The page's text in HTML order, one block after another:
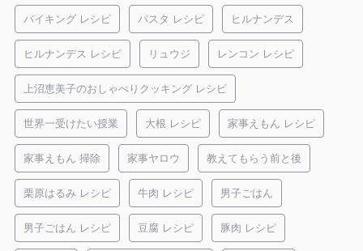
バイキング レシピ パスタ レシピ ヒルナンデス
ヒルナンデス レシピ リュウジ レンコン レシピ
上沼恵美子のおしゃべりクッキング レシピ
世界一受けたい授業 大根 レシピ 家事えもん レシピ
家事えもん 掃除 家事ヤロウ 教えてもらう前と後
栗原はるみ レシピ 牛肉 レシピ 男子ごはん
男子ごはん レシピ 豆腐 レシピ 豚肉 レシピ